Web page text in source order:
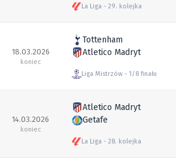
La Liga 29. kolejka
18.03.2026
koniec
Tottenham
Atletico Madryt
Liga Mistrzów 1/8 finału
14.03.2026
koniec
Atletico Madryt
Getafe
La Liga 28. kolejka